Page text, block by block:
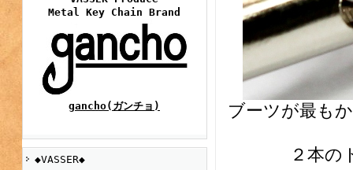
Metal Key Chain Brand
gancho(ガンチョ)
◆VASSER◆
ブーツが最も
２本の